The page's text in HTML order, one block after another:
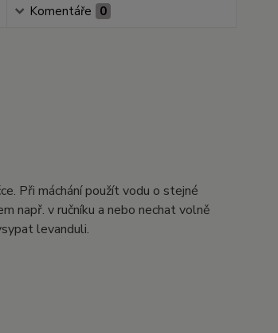
Komentáře 0
Při máchání použít vodu o stejné
např. v ručníku a nebo nechat volně
levanduli.